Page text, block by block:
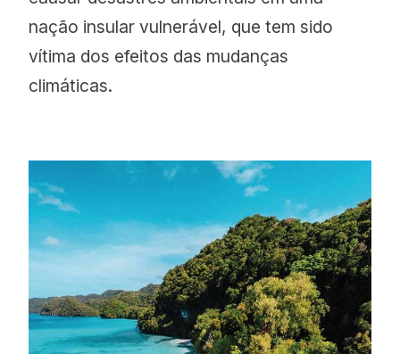
nação insular vulnerável, que tem sido
vítima dos efeitos das mudanças
climáticas.